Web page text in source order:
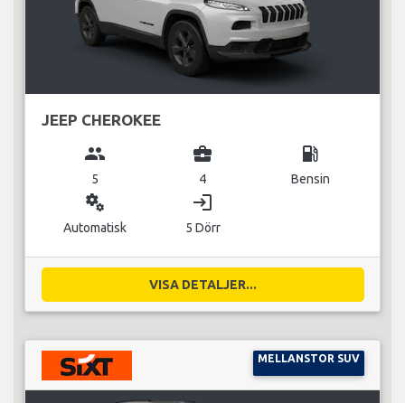
JEEP CHEROKEE
group
5
business_center
4
local_gas_station
Bensin
miscellaneous_services
Automatisk
login
5 Dörr
VISA DETALJER...
MELLANSTOR SUV